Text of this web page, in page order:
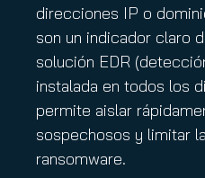
direcciones IP o
son un indicador claro
solución EDR
instalada en todos los
permite aislar
sospechosos y limitar
ransomware.